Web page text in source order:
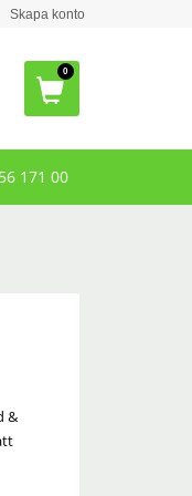
Skapa konto
171 00
&